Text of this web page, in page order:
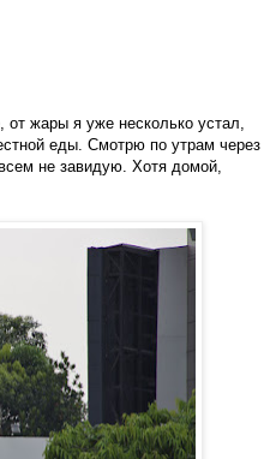
жары я уже несколько устал,
еды. Смотрю по утрам через
не завидую. Хотя домой,